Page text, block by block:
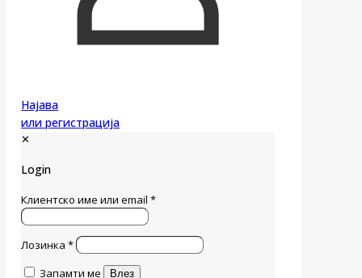
Најава
или регистрација
✕
Login
Клиентско име или email*
Лозинка*
Запамти ме
Влез